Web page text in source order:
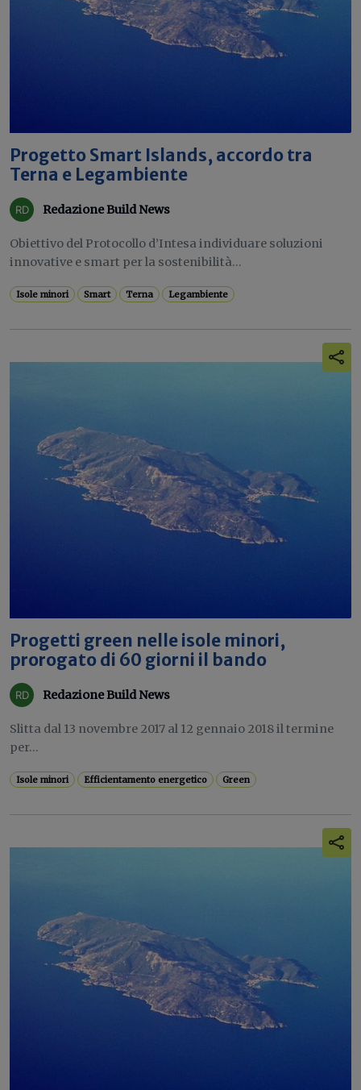
Progetto Smart Islands, accordo tra
Terna e Legambiente
Redazione Build News
Obiettivo del Protocollo d’Intesa individuare soluzioni
innovative e smart per la sostenibilità...
Isole minori Smart Terna Legambiente
Progetti green nelle isole minori,
prorogato di 60 giorni il bando
Redazione Build News
Slitta dal 13 novembre 2017 al 12 gennaio 2018 il termine
per...
Isole minori Efficientamento energetico Green